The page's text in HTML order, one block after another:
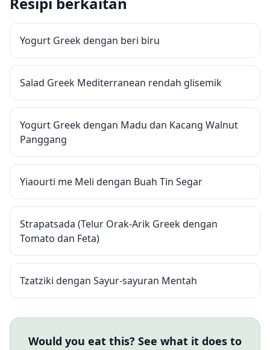
Yogurt Greek dengan beri biru
Salad Greek Mediterranean rendah glisemik
Yogurt Greek dengan Madu dan Kacang Walnut
Panggang
Yiaourti me Meli dengan Buah Tin Segar
Strapatsada (Telur Orak-Arik Greek dengan
Tomato dan Feta)
Tzatziki dengan Sayur-sayuran Mentah
Would you eat this? See what it does to